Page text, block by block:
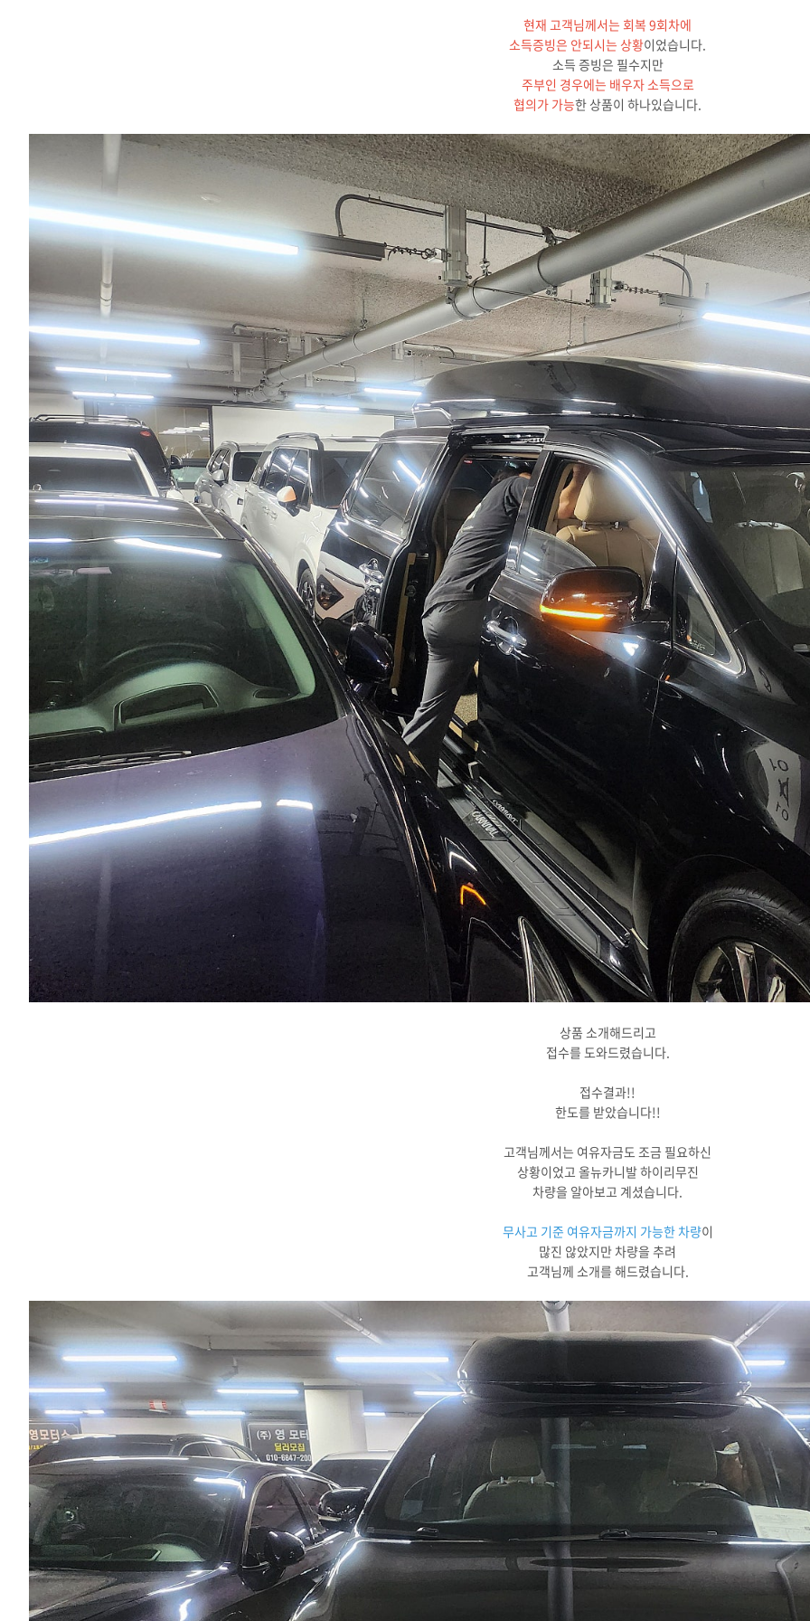
현재 고객님께서는 회복 9회차에
소득증빙은 안되시는 상황이었습니다.
소득 증빙은 필수지만
주부인 경우에는 배우자 소득으로
협의가 가능한 상품이 하나있습니다.
상품 소개해드리고
접수를 도와드렸습니다.
접수결과!!
한도를 받았습니다!!
고객님께서는 여유자금도 조금 필요하신
상황이었고 올뉴카니발 하이리무진
차량을 알아보고 계셨습니다.
무사고 기준 여유자금까지 가능한 차량이
많진 않았지만 차량을 추려
고객님께 소개를 해드렸습니다.